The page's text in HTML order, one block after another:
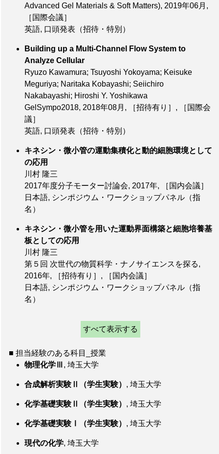
Advanced Gel Materials & Soft Matters), 2019年06月 ,
［国際会議］
英語, 口頭発表（招待・特別）
Building up a Multi-Channel Flow System to
Analyze Cellular
Ryuzo Kawamura; Tsuyoshi Yokoyama; Keisuke
Meguriya; Naritaka Kobayashi; Seiichiro
Nakabayashi; Hiroshi Y. Yoshikawa
GelSympo2018, 2018年08月 , ［招待有り］ ,
［国際会
議］
英語, 口頭発表（招待・特別）
キネシン・微小管の運動集積化と動的細胞環境として
の応用
川村 隆三
2017年度分子モーター討論会, 2017年,
［国内会議］
日本語, シンポジウム・ワークショップパネル（指
名）
キネシン・微小管を用いた運動界面構築と細胞培養基
板としての応用
川村 隆三
第５回 次世代の物質科学・ナノサイエンスを探る,
2016年, ［招待有り］ ,
［国内会議］
日本語, シンポジウム・ワークショップパネル（指
名）
すべて表示する
■ 担当経験のある科目_授業
物理化学Ⅲ , 埼玉大学
合成解析実験Ⅱ（学生実験） , 埼玉大学
化学基礎実験Ⅱ（学生実験） , 埼玉大学
化学基礎実験Ⅰ（学生実験） , 埼玉大学
現代の化学, 埼玉大学